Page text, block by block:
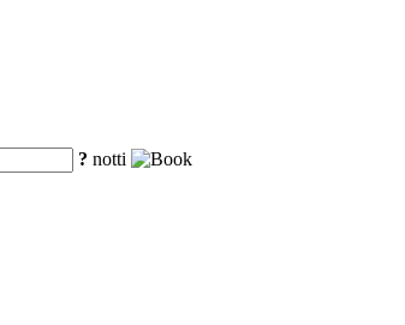
? notti